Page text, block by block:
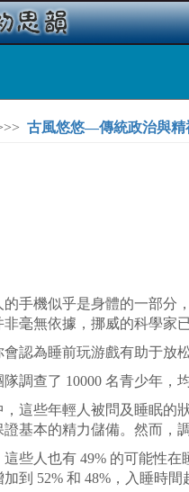
古風悠悠—傳統政治與精
機似乎是身體的一部分，
毫無依據，挪威的科學家
為睡前玩游戲有助于放松
查了 10000 名青少年，均
些年輕人被問及睡眠的狀
證基本的精力儲備。然而，
人也有 49% 的可能性在
到 52% 和 48%，入睡時